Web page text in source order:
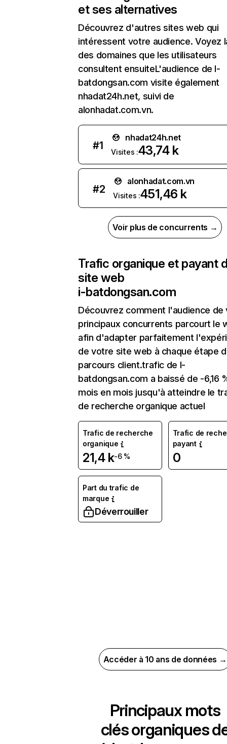
et ses alternatives
Découvrez d'autres sites web qui
intéressent votre audience. Voyez
des domaines que les utilisateurs
consultent ensuiteL'audience de I-
batdongsan.com visite également
nhadat24h.net, suivi de
alonhadat.com.vn.
#1
nhadat24h.net
Visites :43,74 k
#2
alonhadat.com.vn
Visites :451,46 k
Voir plus de concurrents →
Trafic organique et payant
site web
i-batdongsan.com
Découvrez comment l'audience de
principaux concurrents parcourt le
afin d'adapter parfaitement
de votre site web à chaque étape
parcours client.trafic de I-
batdongsan.com a baissé de -6,16
mois en mois jusqu'à atteindre le
de recherche organique actuel
Trafic de recherche
organique
21,4 k-6 %
Trafic de
payant
0
Part du trafic de
marque
Déverrouiller
Accéder à 10 ans de données →
Principaux mots
clés organiques